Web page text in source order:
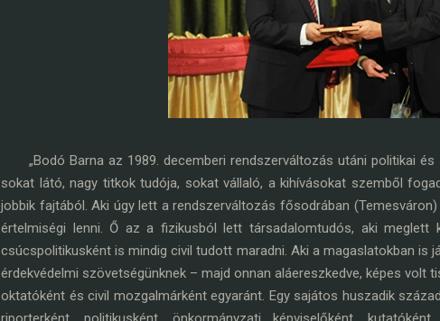
„Bodó Barna az 1989. decemberi rendszerváltozás utáni politikai és
sokat látó, nagy titkok tudója, sokat vállaló, a kihívásokat szemből
jobbik fajtából. Aki úgy lett a rendszerváltozás fősodrában
értelmiségi lenni. Ő az a fizikusból lett társadalomtudós, aki meglett
csúcspolitikusként is mindig civil tudott maradni. Aki a magaslatokban is
érdekvédelmi szövetségünknek – majd onnan aláereszkedve, képes volt
oktatóként és civil mozgalmárként egyaránt. Egy sajátos huszadik